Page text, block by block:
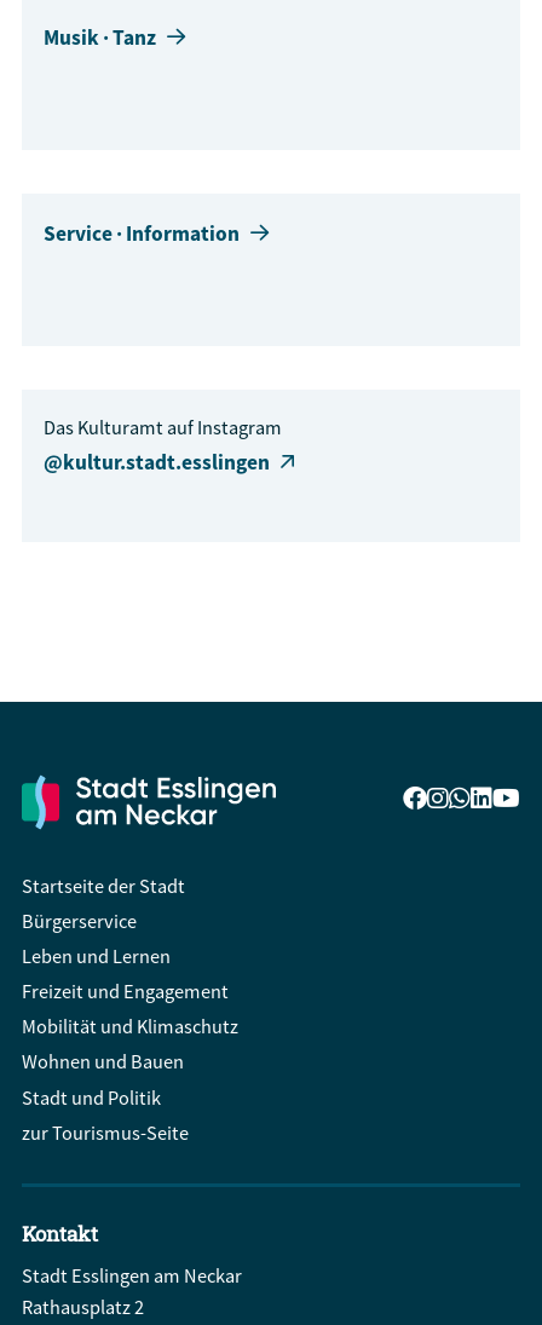
Musik · Tanz
Service · Information
Das Kulturamt auf Instagram
@kultur.stadt.esslingen
Startseite der Stadt
Bürgerservice
Leben und Lernen
Freizeit und Engagement
Mobilität und Klimaschutz
Wohnen und Bauen
Stadt und Politik
zur Tourismus-Seite
Kontakt
Stadt Esslingen am Neckar
Rathausplatz 2